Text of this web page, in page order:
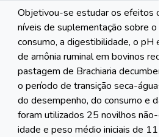
Objetivou-se estudar os efeitos
níveis de suplementação sobre o
consumo, a digestibilidade, o pH e
de amônia ruminal em bovinos
pastagem de Brachiaria
o período de transição seca-
do desempenho, do consumo e
foram utilizados 25 novilhos não-
idade e peso médio iniciais de 11